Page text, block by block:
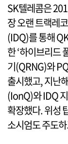
SK텔레콤은
장 오랜 트랙레
(IDQ)를 통해
한 ‘하이브리드
기(QRNG)와
출시했고, 지난
(IonQ)와 IDQ
확장했다. 위성
소시엄도 주도